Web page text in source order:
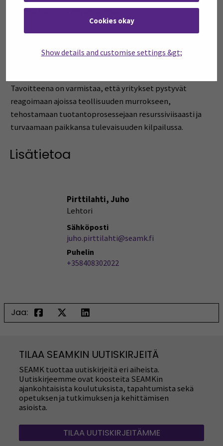
Cookies okay
Show details and customise settings &gt;
omassa toimintaympäristössään.
Käytännönläheisten toimenpiteiden avulla luodaan
alueelle pysyvä SIX-yhteistyömalli ja pienennetään
Tavoitteena on varmistaa, että yritykset pystyvät
reagoimaan ajoissa teollisuuden murrokseen,
tehostamaan tuotantoprosessejaan resurssiviisaasti ja
turvaamaan paikkansa tulevaisuuden kilpailussa.
Lisätietoa
Pirttilahti, Juho
Lehtori
Sähköposti
juho.pirttilahti@seamk.fi
Puhelin
+358408302022
Jaa:
TILAA SEAMKIN UUTISKIRJEITÄ
SEAMK tuottaa uutiskirjeitä eri aiheista.
Uutiskirjeemme ovat koosteita SEAMKin
ajankohtaisista koulutuksista, tapahtumista sekä
opetuksen ja tutkimuksen ja kehittämisen
asioista.
TILAA UUTISKIRJEITÄMME